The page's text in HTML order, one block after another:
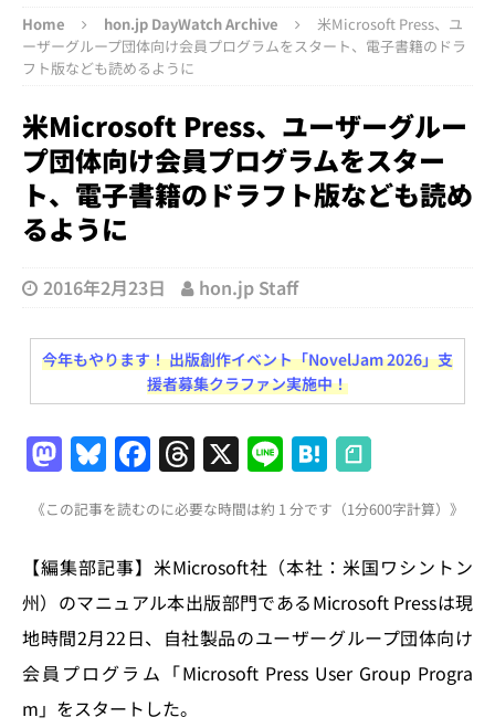
Home hon.jp DayWatch Archive
米Microsoft Press、ユ
ーザーグループ団体向け会員プログラムをスタート、電子書籍のドラ
フト版なども読めるように
米Microsoft Press、ユーザーグルー
プ団体向け会員プログラムをスター
ト、電子書籍のドラフト版なども読め
るように
2016年2月23日 hon.jp Staff
今年もやります！ 出版創作イベント「NovelJam 2026」支
援者募集クラファン実施中！
M
a
st
o
d
o
n
Bl
u
e
s
k
y
F
a
c
e
b
o
o
k
T
h
re
a
d
s
X Li
n
e
H
at
e
n
a
《この記事を読むのに必要な時間は約 1 分です（1分600字計算）》
【編集部記事】米Microsoft社（本社：米国ワシントン
州）のマニュアル本出版部門であるMicrosoft Pressは現
地時間2月22日、自社製品のユーザーグループ団体向け
会員プログラム「Microsoft Press User Group Progra
m」をスタートした。